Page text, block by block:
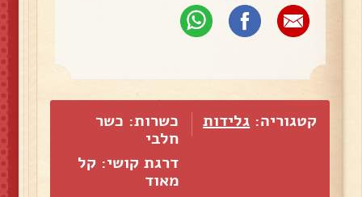
קטגוריה: גלידות
כשרות: כשר
חלבי
דרגת קושי: קל
מאוד